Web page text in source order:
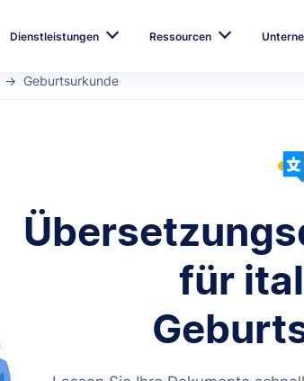
Dienstleistungen Ressourcen
Geburtsurkunde
für